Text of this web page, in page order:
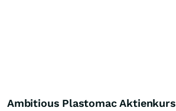
Ambitious Plastomac Aktienkurs